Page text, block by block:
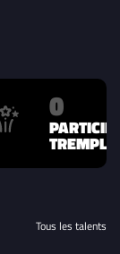
0
Tous les talents